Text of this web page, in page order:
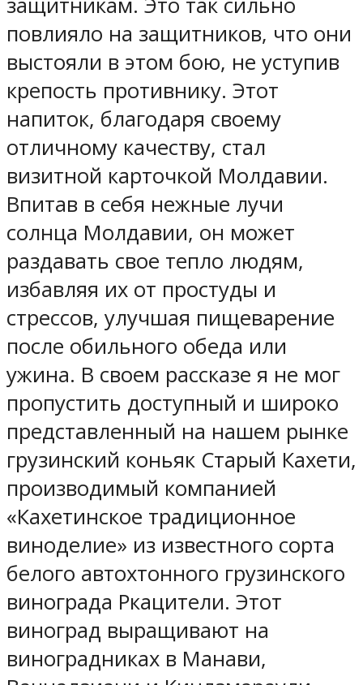
повлияло на защитников, что они
выстояли в этом бою, не уступив
крепость противнику. Этот
напиток, благодаря своему
отличному качеству, стал
визитной карточкой Молдавии.
Впитав в себя нежные лучи
солнца Молдавии, он может
раздавать свое тепло людям,
избавляя их от простуды и
стрессов, улучшая пищеварение
после обильного обеда или
ужина. В своем рассказе я не мог
пропустить доступный и широко
представленный на нашем рынке
грузинский коньяк Старый Кахети,
производимый компанией
«Кахетинское традиционное
виноделие» из известного сорта
белого автохтонного грузинского
винограда Ркацители. Этот
виноград выращивают на
виноградниках в Манави,